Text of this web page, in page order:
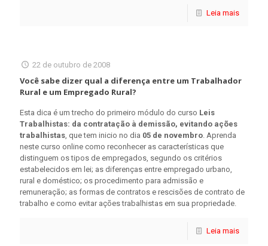
Leia mais
22 de outubro de 2008
Você sabe dizer qual a diferença entre um Trabalhador
Rural e um Empregado Rural?
Esta dica é um trecho do primeiro módulo do curso Leis
Trabalhistas: da contratação à demissão, evitando ações
trabalhistas , que tem inicio no dia 05 de novembro . Aprenda
neste curso online como reconhecer as características que
distinguem os tipos de empregados, segundo os critérios
estabelecidos em lei; as diferenças entre empregado urbano,
rural e doméstico; os procedimento para admissão e
remuneração; as formas de contratos e rescisões de contrato de
trabalho e como evitar ações trabalhistas em sua propriedade.
Leia mais